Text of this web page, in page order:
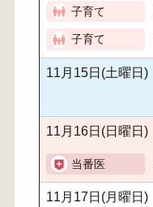
11月15日(土曜日)
11月16日(日曜日)
11月17日(月曜日)